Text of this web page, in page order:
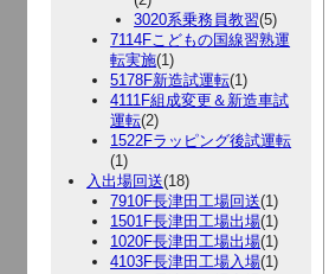
3020系乗務員教習(5)
7114Fこどもの国線習熟運
転実施(1)
5178F新造試運転(1)
4111F組成変更＆新造車試
運転(2)
1522Fラッピング後試運転
(1)
入出場回送(18)
7910F長津田工場回送(1)
1501F長津田工場出場(1)
1020F長津田工場出場(1)
4103F長津田工場入場(1)